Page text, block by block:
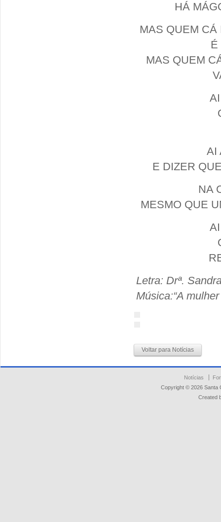
HÁ
MAS QUEM
É
MAS QUEM
AI
E DIZER
NA
MESMO QUE
Letra: Drª.
Música:“A
Voltar para Notícias
Notícias
Copyright © 2026 Santa
Created